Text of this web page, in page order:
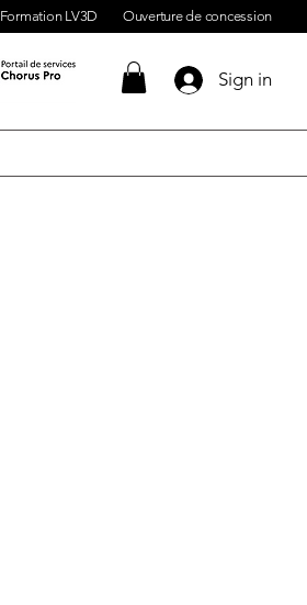
Formation LV3D Ouverture de concession
Sign in